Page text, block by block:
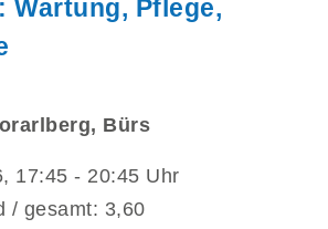
Wartung, Pflege,
Bürs
17:45 - 20:45 Uhr
/ gesamt: 3,60